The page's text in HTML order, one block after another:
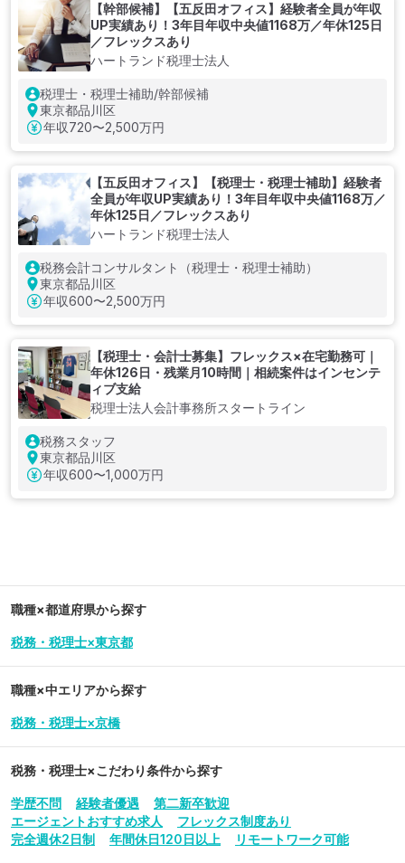
【幹部候補】【五反田オフィス】経験者全員が年収
UP実績あり！3年目年収中央値1168万／年休125日
／フレックスあり
ハートランド税理士法人
税理士・税理士補助/幹部候補
東京都品川区
年収720〜2,500万円
【五反田オフィス】【税理士・税理士補助】経験者
全員が年収UP実績あり！3年目年収中央値1168万／
年休125日／フレックスあり
ハートランド税理士法人
税務会計コンサルタント（税理士・税理士補助）
東京都品川区
年収600〜2,500万円
【税理士・会計士募集】フレックス×在宅勤務可｜
年休126日・残業月10時間｜相続案件はインセンテ
ィブ支給
税理士法人会計事務所スタートライン
税務スタッフ
東京都品川区
年収600〜1,000万円
職種×都道府県から探す
税務・税理士×東京都
職種×中エリアから探す
税務・税理士×京橋
税務・税理士×こだわり条件から探す
学歴不問 経験者優遇
第二新卒歓迎
エージェントおすすめ求人
フレックス制度あり
完全週休2日制
年間休日120日以上 リモートワーク可能